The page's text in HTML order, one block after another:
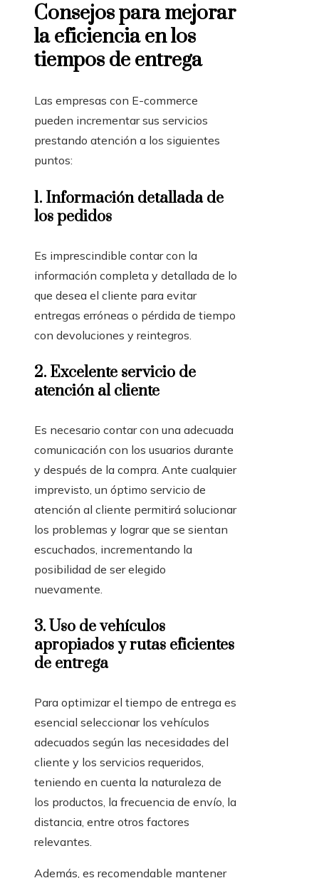
Consejos para mejorar
la eficiencia en los
tiempos de entrega
Las empresas con E-commerce
pueden incrementar sus servicios
prestando atención a los siguientes
puntos:
1. Información detallada de
los pedidos
Es imprescindible contar con la
información completa y detallada de lo
que desea el cliente para evitar
entregas erróneas o pérdida de tiempo
con devoluciones y reintegros.
2. Excelente servicio de
atención al cliente
Es necesario contar con una adecuada
comunicación con los usuarios durante
y después de la compra. Ante cualquier
imprevisto, un óptimo servicio de
atención al cliente permitirá solucionar
los problemas y lograr que se sientan
escuchados, incrementando la
posibilidad de ser elegido
nuevamente.
3. Uso de vehículos
apropiados y rutas eficientes
de entrega
Para optimizar el tiempo de entrega es
esencial seleccionar los vehículos
adecuados según las necesidades del
cliente y los servicios requeridos,
teniendo en cuenta la naturaleza de
los productos, la frecuencia de envío, la
distancia, entre otros factores
relevantes.
Además, es recomendable mantener